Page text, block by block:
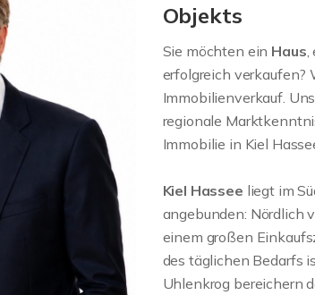
Objekts
Sie möchten ein Haus
erfolgreich verkaufen?
Immobilienverkauf.
regionale
Immobilie in Kiel
Kiel Hassee liegt im
angebunden: Nördlich
einem großen
des täglichen Bedarfs
Uhlenkrog bereichern